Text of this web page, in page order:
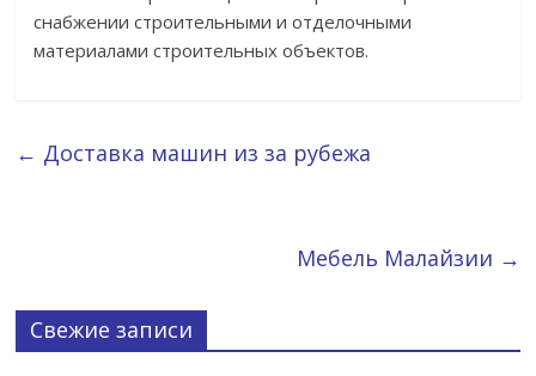
снабжении строительными и отделочными
материалами строительных объектов.
← Доставка машин из за рубежа
Мебель Малайзии →
Свежие записи